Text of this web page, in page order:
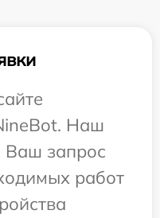
Наш
Ваш запрос
работ